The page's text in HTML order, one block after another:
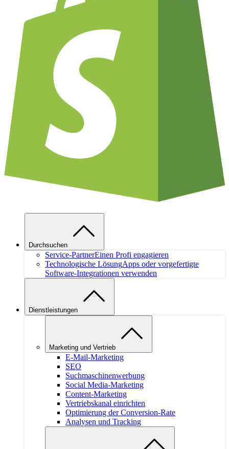
Durchsuchen
Service-PartnerEinen Profi engagieren
Technologische LösungApps oder vorgefertigte
Software-Integrationen verwenden
Dienstleistungen
Marketing und Vertrieb
E-Mail-Marketing
SEO
Suchmaschinenwerbung
Social Media-Marketing
Content-Marketing
Vertriebskanal einrichten
Optimierung der Conversion-Rate
Analysen und Tracking